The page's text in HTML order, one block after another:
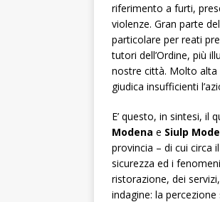
riferimento a furti,
violenze. Gran parte
particolare per reati
tutori dell’Ordine, più
nostre città. Molto alta
giudica insufficienti
E’ questo, in sintesi, il
Modena e Siulp
provincia – di cui circa
sicurezza ed i
ristorazione, dei
indagine: la